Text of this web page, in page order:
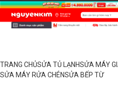
TRANG CHỦSỬA TỦ LẠNHSỬA MÁY
SỬA MÁY RỬA CHÉNSỬA BẾP TỪ